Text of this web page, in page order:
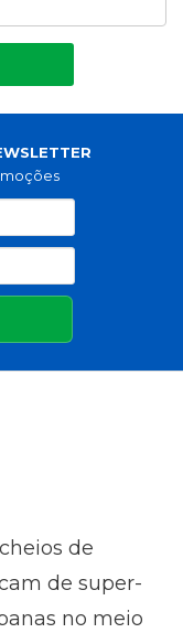
de
de super-
no meio